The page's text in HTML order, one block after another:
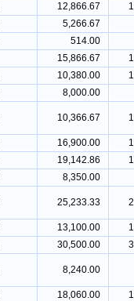
12,866.67
5,266.67
514.00
15,866.67
10,380.00
8,000.00
10,366.67
16,900.00
19,142.86
8,350.00
25,233.33
13,100.00
30,500.00
8,240.00
18,060.00